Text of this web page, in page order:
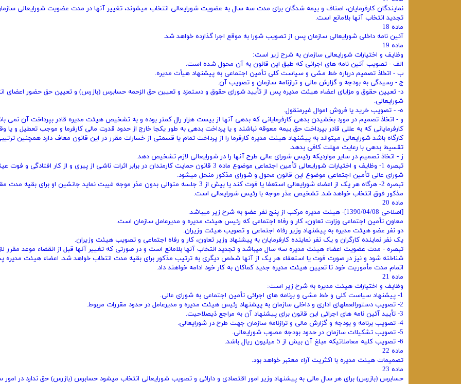
نمایندگان کارفرمایان، اصناف و بیمه‌ شدگان برای مدت سه سال به عضویت شورایعالی انتخاب میشوند، تغییر آنها در مدت عضویت ‌شورایعالی
تجدید انتخاب آنها بلامانع است.
ماده 18
آئین‌ نامه داخلی شورایعالی سازمان پس از تصویب شورا به موقع اجرا گذارده خواهد شد.
ماده 19
وظایف و اختیارات شورایعالی سازمان به شرح زیر است:
الف - تصویب آئین ‌نامه ‌های اجرائی که طبق این قانون به آن محول شده است.
ب - اتخاذ تصمیم درباره خط مشی و سیاست کلی تأمین اجتماعی به پیشنهاد هیأت مدیره.
ج - رسیدگی به بودجه و گزارش مالی و ترازنامه سازمان و تصویب آن.
د- تعیین حقوق و مزایای اعضاء هیئت مدیره پس از تأیید شورای حقوق و دستمزد و تعیین حق‌ الزحمه حسابرس (‌بازرس) و تعیین حق حضور ‌اعضای
شورایعالی.
ه- - تصویب خرید یا فروش اموال غیرمنقول.
و - اتخاذ تصمیم در مورد بخشیدن بدهی کارفرمایانی که بدهی آنها از بیست هزار رال کمتر بوده و به تشخیص هیئت مدیره قادر بپرداخت آن‌ نمی‌
‌کارفرمایانی که به عللی قادر بپرداخت حق بیمه معوقه نباشند و یا پرداخت بدهی به طور یکجا خارج از حدود قدرت مالی کارفرما و موجب تعطیل و‌ یا
کارگاه باشد شورایعالی میتواند به پیشنهاد هیئت مدیره کارفرما را از پرداخت تمام یا قسمتی از خسارات مقرر در این قانون معاف دارد ‌همچنین
تقسیط بدهی با رعایت مهلت کافی بدهد.
ز - اتخاذ تصمیم در سایر مواردیکه رئیس شورای عالی طرح آنها را در شورایعالی لازم تشخیص دهد.
تبصره 1- وظایف و اختیارات شورایعالی تأمین اجتماعی موضوع ماده 3 قانون حمایت کارمندان در برابر اثرات ناشی از پیری و از کار افتادگی و ‌فوت
شورای عالی تأمین اجتماعی موضوع این قانون محول و شورای مذکور منحل میشود.
تبصره 2- هرگاه‌ هر یک از اعضاء شورایعالی استعفا یا فوت کند یا بیش از 3 جلسه متوالی بدون عذر موجه غیبت نماید جانشین او برای
مذکور فوق انتخاب خواهد شد. تشخیص عذر موجه با رئیس شورایعالی است.
ماده 20
[اصلاحی 1390/04/08]- هیئت مدیره مرکب از پنج نفر عضو به شرح زیر میباشد.
معاون تأمین اجتماعی وزارت تعاون، کار و رفاه اجتماعی که رئیس هیئت مدیره و مدیرعامل سازمان است.
دو نفر عضو هیئت مدیره به پیشنهاد وزیر رفاه اجتماعی و تصویب هیئت ‌وزیران.
یک نفر نماینده کارگران و یک نفر نماینده کارفرمایان به پیشنهاد وزیر تعاون، کار و رفاه اجتماعی و تصویب هیئت وزیران.
تبصره - مدت عضویت اعضاء هیئت مدیره سه سال میباشد و تجدید انتخاب آنها بلامانع است و در صورتی که تغییر آنها قبل از انقضاء موعد ‌مقرر
شناخته شود و نیز در صورت فوت یا استعفاء هر یک از آنها شخص دیگری به ترتیب مذکور برای بقیه مدت انتخاب خواهد شد. اعضاء هیئت ‌مدیره
اتمام مدت مأموریت خود تا تعیین هیئت مدیره جدید کماکان به کار خود ادامه خواهند داد.
ماده 21
وظایف و اختیارات هیئت مدیره به شرح زیر است:
1- پیشنهاد سیاست کلی و خط مشی و برنامه‌ های اجرائی تأمین اجتماعی به شورای عالی.
2- تصویب دستورالعملهای اداری و داخلی سازمان به پیشنهاد رئیس هیئت مدیره و مدیرعامل در حدود مقررات مربوط.
3- تأیید آئین‌ نامه‌ های اجرائی این قانون برای پیشنهاد آن به مراجع ذیصلاحیت.
4- تصویب برنامه و بودجه و گزارش مالی و ترازنامه سازمان جهت طرح در شورایعالی.
5- تصویب تشکیلات سازمان در حدود بودجه مصوب شورایعالی.
6- تصویب کلیه معاملاتیکه مبلغ آن بیش از 5 میلیون ریال باشد.
ماده 22
تصمیمات هیئت مدیره با اکثریت آراء معتبر خواهد بود.
ماده 23
حسابرس (‌بازرس) برای هر سال مالی به پیشنهاد وزیر امور اقتصادی و دارائی و تصویب شورایعالی انتخاب میشود حسابرس (‌بازرس) حق ندارد در امور